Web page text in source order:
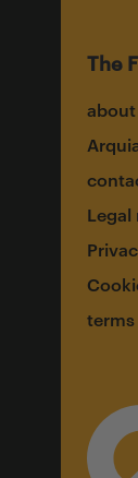
The
Legal